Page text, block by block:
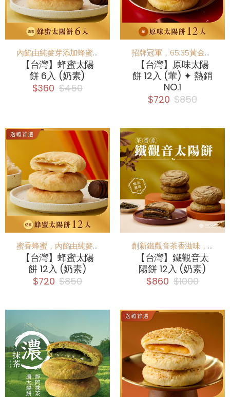
內餡由純麥芽添加蜂蜜， 蜂蜜香味與餅香完美搭配。
【台灣】蜂蜜太陽
餅 6入 (奶素)
$360 $450
招牌冠軍，65:35黃金比例
【台灣】原味太陽
餅 12入 (葷) ✦ 熱銷
NO.1
$720 $850
蜜香蜂蜜，內餡由純麥芽添加蜂蜜， 蜂蜜香味與餅香完美搭配
【台灣】蜂蜜太陽
餅 12入 (奶素)
$720 $850
創新鐵觀音茶香滋味，香氣回韻大人味
【台灣】鐵觀音太
陽餅 12入 (奶素)
$860 $1000